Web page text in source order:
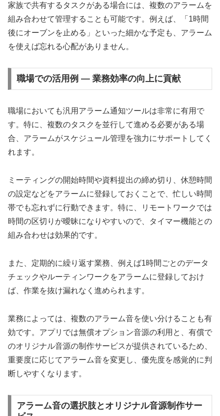
家族で共有するタスクがある場合には、複数のアラームを
組み合わせて管理することも可能です。例えば、「1時間
後にオーブンを止める」といった細かな予定も、アラーム
を使えば忘れる心配がありません。
職場での活用例 ― 業務効率の向上に貢献
職場においても汎用アラーム通知ツールは非常に有用で
す。特に、複数のタスクを並行して進める必要がある場
合、アラームがスケジュール管理を強力にサポートしてく
れます。
ミーティングの開始時間や資料提出の締め切り、休憩時間
の設定などをアラームに登録しておくことで、忙しい時間
帯でも忘れずに行動できます。特に、リモートワークでは
時間の区切りが曖昧になりやすいので、タイマー機能との
組み合わせは効果的です。
また、定期的に繰り返す業務、例えば1時間ごとのデータ
チェックやルーティンワークをアラームに登録しておけ
ば、作業を抜け漏れなく進められます。
業務によっては、複数のアラーム音を使い分けることも有
効です。アプリでは無償オプション音源の利用と、有償で
のオリジナル音源の制作サービスが提供されているため、
重要度に応じてアラーム音を変更し、優先度を感覚的に判
断しやすくなります。
アラーム音の選択肢とオリジナル音源制作サー